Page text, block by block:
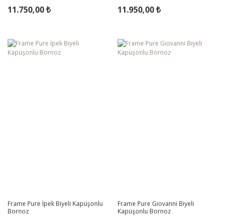
11.750,00 ₺ 11.950,00 ₺
Frame Pure İpek Biyeli Kapüşonlu
Bornoz
Frame Pure Giovanni Biyeli
Kapüşonlu Bornoz